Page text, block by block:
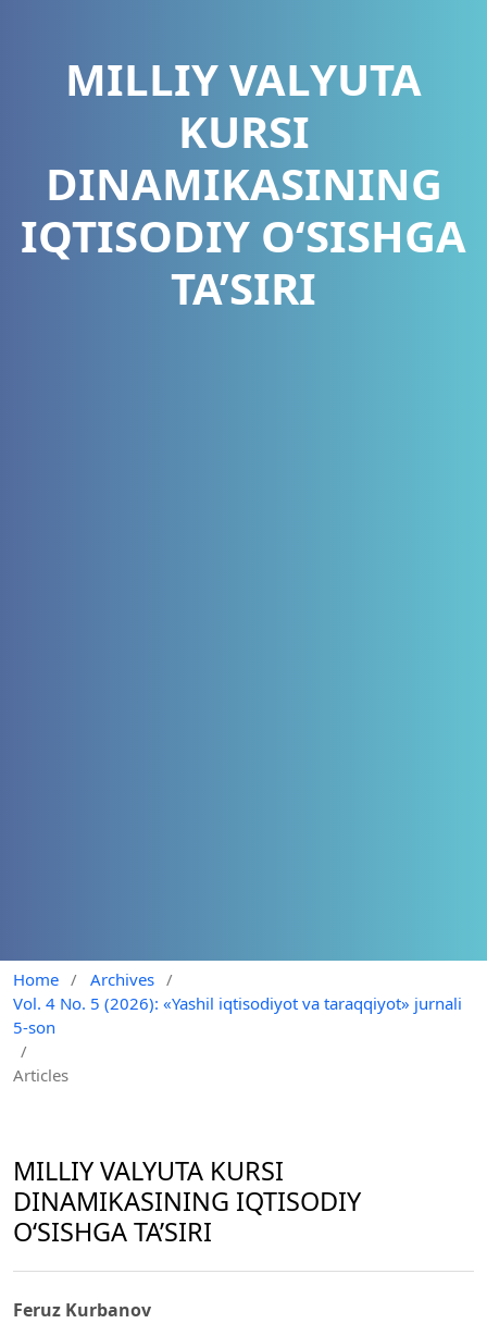
MILLIY VALYUTA
KURSI
DINAMIKASINING
IQTISODIY O‘SISHGA
TA’SIRI
Home / Archives /
Vol. 4 No. 5 (2026): «Yashil iqtisodiyot va taraqqiyot» jurnali
5-son
/
Articles
MILLIY VALYUTA KURSI
DINAMIKASINING IQTISODIY
O‘SISHGA TA’SIRI
Feruz Kurbanov